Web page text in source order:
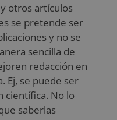
otros artículos
se pretende ser
y no se
sencilla de
redacción en
Ej, se puede ser
científica. No lo
saberlas